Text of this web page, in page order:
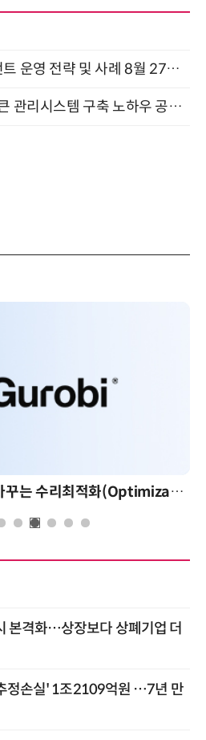
성과를 만드는 AI 에이전트 운영 전략 및 사례 8월 27일 개최
"AI 핀옵스 시스템과 토큰 관리시스템 구축 노하우 공개" 잠실 한국광고문화회관 2층 대회의실 (8/21)
AI 시대의 의사결정을 바꾸는 수리최적화(Optimization): 실제 산업 적용 사례와 활용 전략
본격화…상장보다 상폐기업 더
정손실' 1조2109억원 …7년 만